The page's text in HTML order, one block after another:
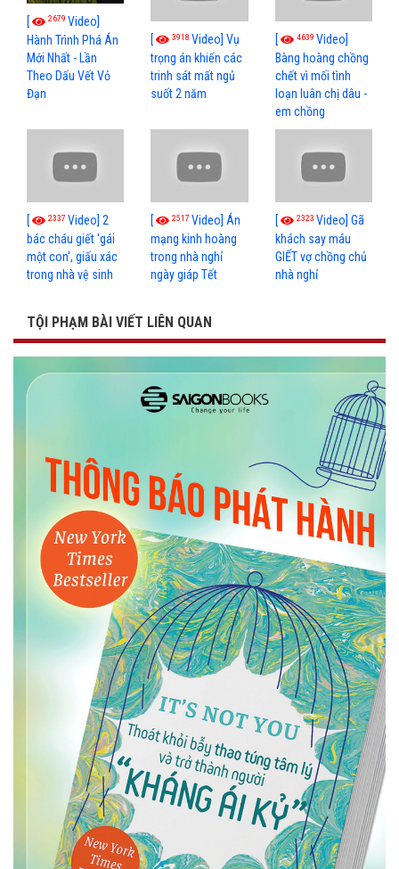
[ 2679 Video]
Hành Trình Phá Án
Mới Nhất - Lần
Theo Dấu Vết Vỏ
Đạn
[ 3918Video] Vụ
trọng án khiến các
trinh sát mất ngủ
suốt 2 năm
[ 4639 Video]
Bàng hoàng chồng
chết vì mối tình
loạn luân chị dâu -
em chồng
[ 2337 Video] 2
bác cháu giết 'gái
một con', giấu xác
trong nhà vệ sinh
[ 2517Video] Án
mạng kinh hoàng
trong nhà nghỉ
ngày giáp Tết
[ 2323 Video] Gã
khách say máu
GIẾT vợ chồng chủ
nhà nghỉ
TỘI PHẠM BÀI VIẾT LIÊN QUAN